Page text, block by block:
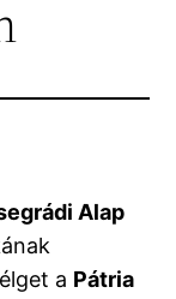
Alap
a Pátria